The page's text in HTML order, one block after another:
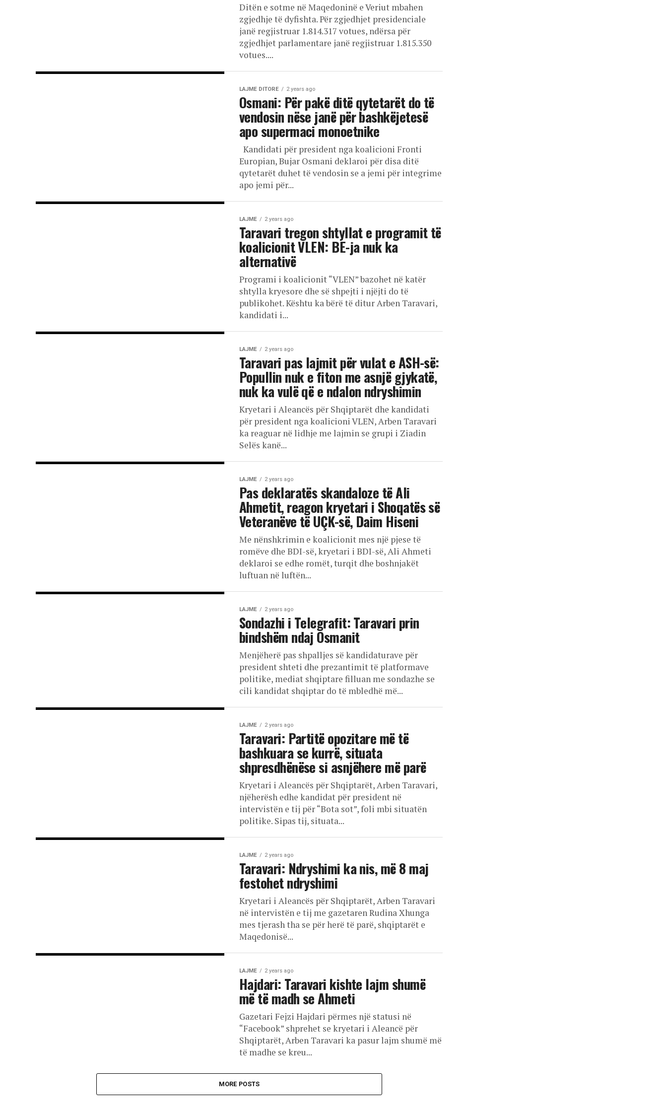
Ditën e sotme në Maqedoninë e Veriut mbahen
zgjedhje të dyfishta. Për zgjedhjet presidenciale
janë regjistruar 1.814.317 votues, ndërsa për
zgjedhjet parlamentare janë regjistruar 1.815.350
votues....
LAJME DITORE 2 years ago
Osmani: Për pakë ditë qytetarët do të
vendosin nëse janë për bashkëjetesë
apo supermaci monoetnike
Kandidati për president nga koalicioni Fronti
Europian, Bujar Osmani deklaroi për disa ditë
qytetarët duhet të vendosin se a jemi për integrime
apo jemi për...
LAJME 2 years ago
Taravari tregon shtyllat e programit të
koalicionit VLEN: BE-ja nuk ka
alternativë
Programi i koalicionit “VLEN” bazohet në katër
shtylla kryesore dhe së shpejti i njëjti do të
publikohet. Kështu ka bërë të ditur Arben Taravari,
kandidati i...
LAJME 2 years ago
Taravari pas lajmit për vulat e ASH-së:
Popullin nuk e fiton me asnjë gjykatë,
nuk ka vulë që e ndalon ndryshimin
Kryetari i Aleancës për Shqiptarët dhe kandidati
për president nga koalicioni VLEN, Arben Taravari
ka reaguar në lidhje me lajmin se grupi i Ziadin
Selës kanë...
LAJME 2 years ago
Pas deklaratës skandaloze të Ali
Ahmetit, reagon kryetari i Shoqatës së
Veteranëve të UÇK-së, Daim Hiseni
Me nënshkrimin e koalicionit mes një pjese të
romëve dhe BDI-së, kryetari i BDI-së, Ali Ahmeti
deklaroi se edhe romët, turqit dhe boshnjakët
luftuan në luftën...
LAJME 2 years ago
Sondazhi i Telegrafit: Taravari prin
bindshëm ndaj Osmanit
Menjëherë pas shpalljes së kandidaturave për
president shteti dhe prezantimit të platformave
politike, mediat shqiptare filluan me sondazhe se
cili kandidat shqiptar do të mbledhë më...
LAJME 2 years ago
Taravari: Partitë opozitare më të
bashkuara se kurrë, situata
shpresdhënëse si asnjëhere më parë
Kryetari i Aleancës për Shqiptarët, Arben Taravari,
njëherësh edhe kandidat për president në
intervistën e tij për “Bota sot”, foli mbi situatën
politike. Sipas tij, situata...
LAJME 2 years ago
Taravari: Ndryshimi ka nis, më 8 maj
festohet ndryshimi
Kryetari i Aleancës për Shqiptarët, Arben Taravari
në intervistën e tij me gazetaren Rudina Xhunga
mes tjerash tha se për herë të parë, shqiptarët e
Maqedonisë...
LAJME 2 years ago
Hajdari: Taravari kishte lajm shumë
më të madh se Ahmeti
Gazetari Fejzi Hajdari përmes një statusi në
“Facebook” shprehet se kryetari i Aleancë për
Shqiptarët, Arben Taravari ka pasur lajm shumë më
të madhe se kreu...
MORE POSTS